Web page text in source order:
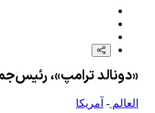
«دونالد ترامپ»،
العالم - آمریکا